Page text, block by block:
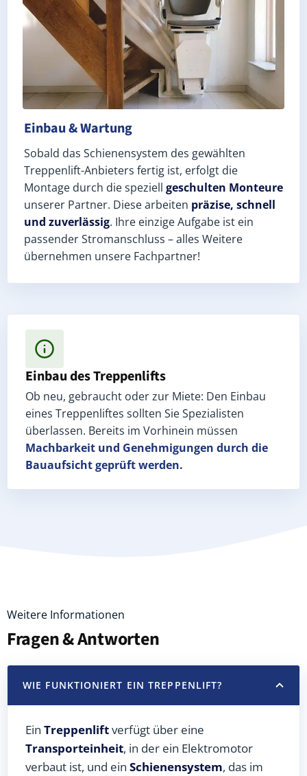
Einbau & Wartung
Sobald das Schienensystem des gewählten
Treppenlift-Anbieters fertig ist, erfolgt die
Montage durch die speziell geschulten Monteure
unserer Partner. Diese arbeiten präzise, schnell
und zuverlässig. Ihre einzige Aufgabe ist ein
passender Stromanschluss – alles Weitere
übernehmen unsere Fachpartner!
Einbau des Treppenlifts
Ob neu, gebraucht oder zur Miete: Den Einbau
eines Treppenliftes sollten Sie Spezialisten
überlassen. Bereits im Vorhinein müssen
Machbarkeit und Genehmigungen durch die
Bauaufsicht geprüft werden.
Weitere Informationen
Fragen & Antworten
WIE FUNKTIONIERT EIN TREPPENLIFT?
Ein Treppenliftverfügt über eine
Transporteinheit, in der ein Elektromotor
verbaut ist, und ein Schienensystem, das im